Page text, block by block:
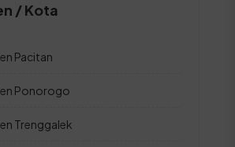
/ Kota
Pacitan
Ponorogo
Trenggalek